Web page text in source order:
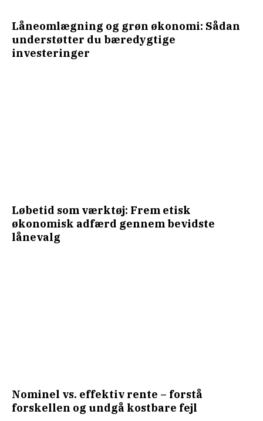
Låneomlægning og grøn økonomi: Sådan
understøtter du bæredygtige
investeringer
Løbetid som værktøj: Frem etisk
økonomisk adfærd gennem bevidste
lånevalg
Nominel vs. effektiv rente – forstå
forskellen og undgå kostbare fejl